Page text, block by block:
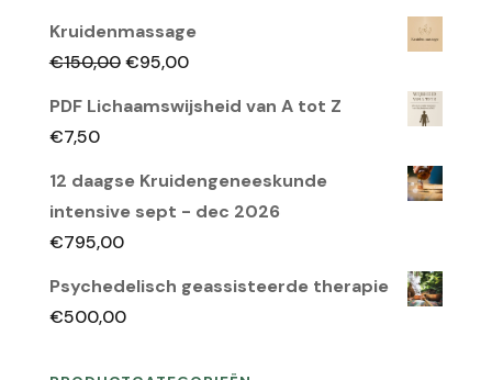
Kruidenmassage
€150,00 Oorspronkelijke
€95,00Huidige
is:
PDF Lichaamswijsheid van A tot Z
€7,50
12 daagse Kruidengeneeskunde
intensive sept - dec 2026
€795,00
Psychedelisch geassisteerde therapie
€500,00